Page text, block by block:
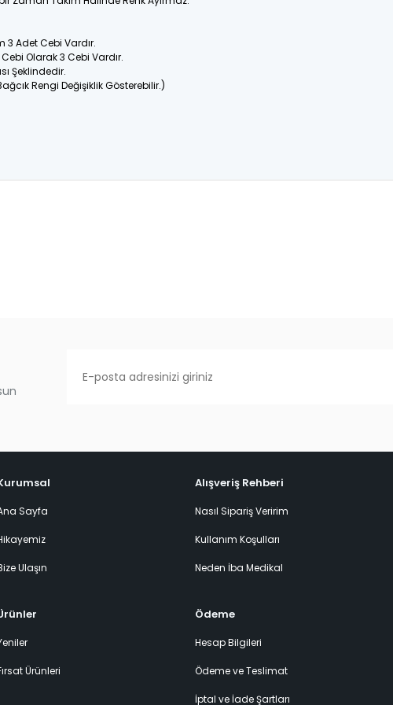
Adet Cebi Vardır.
Olarak 3 Cebi Vardır.
Şeklindedir.
Rengi Değişiklik Gösterebilir.)
Sayfa
Ulaşın
Alışveriş Rehberi
Nasıl Sipariş Veririm
Kullanım Koşulları
Neden İba Medikal
Ürünleri
Ödeme
Hesap Bilgileri
Ödeme ve Teslimat
İptal ve İade Şartları